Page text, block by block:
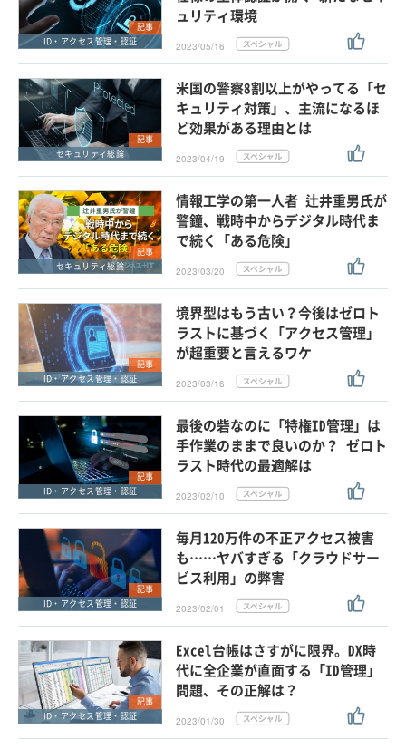
記事
ID・アクセス管理・認証
ュリティ環境
2023/05/16
記事
セキュリティ総論
米国の警察8割以上がやってる「セ
キュリティ対策」、主流になるほ
ど効果がある理由とは
2023/04/19
記事
セキュリティ総論
情報工学の第一人者 辻井重男氏が
警鐘、戦時中からデジタル時代ま
で続く「ある危険」
2023/03/20
記事
ID・アクセス管理・認証
境界型はもう古い？今後はゼロト
ラストに基づく「アクセス管理」
が超重要と言えるワケ
2023/03/16
記事
ID・アクセス管理・認証
最後の砦なのに「特権ID管理」は
手作業のままで良いのか？ ゼロト
ラスト時代の最適解は
2023/02/10
記事
ID・アクセス管理・認証
毎月120万件の不正アクセス被害
も……ヤバすぎる「クラウドサー
ビス利用」の弊害
2023/02/01
記事
ID・アクセス管理・認証
Excel台帳はさすがに限界。DX時
代に全企業が直面する「ID管理」
問題、その正解は？
2023/01/30